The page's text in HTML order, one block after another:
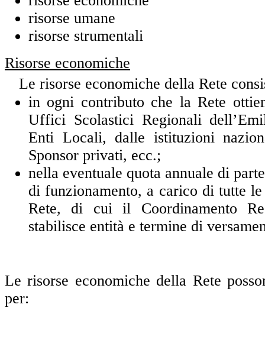
risorse umane
risorse strumentali
Risorse economiche
Le risorse economiche della Rete
in ogni contributo che la Rete
Uffici Scolastici Regionali
Enti Locali, dalle istituzioni
Sponsor privati, ecc.;
nella eventuale quota annuale di
di funzionamento, a carico di tutte
Rete, di cui il Coordinamento
stabilisce entità e termine di
Le risorse economiche della Rete
per: